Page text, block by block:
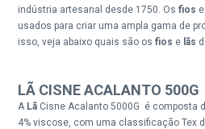
indústria artesanal desde 1750. Osfios e
usados para criar uma ampla gama de
isso, veja abaixo quais são osfios e lãs
LÃ CISNEACALANTO 500G
A Lã Cisne Acalanto 5000G é composta
4% viscose, com uma classificação Tex